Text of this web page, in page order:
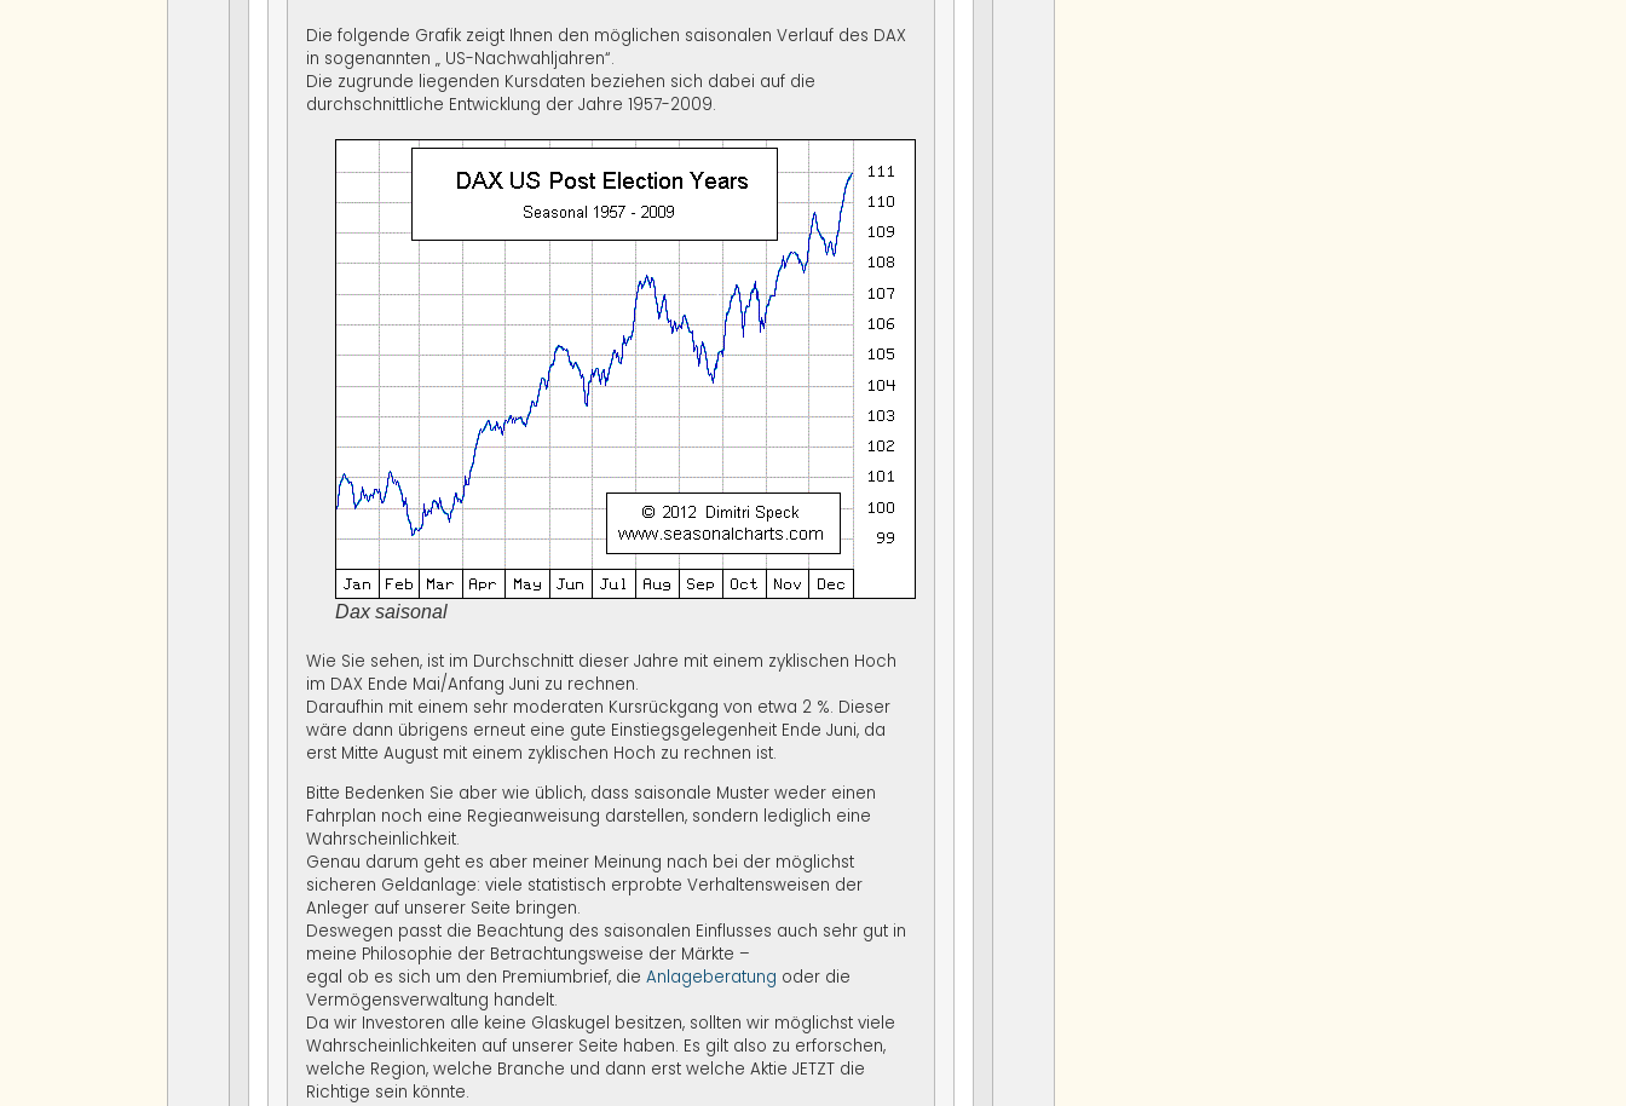
Die folgende Grafik zeigt Ihnen den möglichen saisonalen Verlauf des DAX
in sogenannten „ US-Nachwahljahren“.
Die zugrunde liegenden Kursdaten beziehen sich dabei auf die
durchschnittliche Entwicklung der Jahre 1957-2009.
Dax saisonal
Wie Sie sehen, ist im Durchschnitt dieser Jahre mit einem zyklischen Hoch
im DAX Ende Mai/Anfang Juni zu rechnen.
Daraufhin mit einem sehr moderaten Kursrückgang von etwa 2 %. Dieser
wäre dann übrigens erneut eine gute Einstiegsgelegenheit Ende Juni, da
erst Mitte August mit einem zyklischen Hoch zu rechnen ist.
Bitte Bedenken Sie aber wie üblich, dass saisonale Muster weder einen
Fahrplan noch eine Regieanweisung darstellen, sondern lediglich eine
Wahrscheinlichkeit.
Genau darum geht es aber meiner Meinung nach bei der möglichst
sicheren Geldanlage: viele statistisch erprobte Verhaltensweisen der
Anleger auf unserer Seite bringen.
Deswegen passt die Beachtung des saisonalen Einflusses auch sehr gut in
meine Philosophie der Betrachtungsweise der Märkte –
egal ob es sich um den Premiumbrief, die Anlageberatung oder die
Vermögensverwaltung handelt.
Da wir Investoren alle keine Glaskugel besitzen, sollten wir möglichst viele
Wahrscheinlichkeiten auf unserer Seite haben. Es gilt also zu erforschen,
welche Region, welche Branche und dann erst welche Aktie JETZT die
Richtige sein könnte.